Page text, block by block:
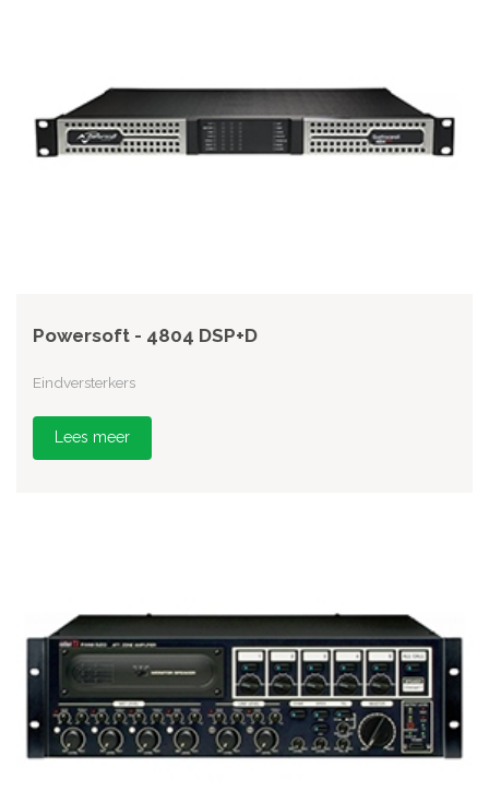
Powersoft - 4804 DSP+D
Eindversterkers
Lees meer